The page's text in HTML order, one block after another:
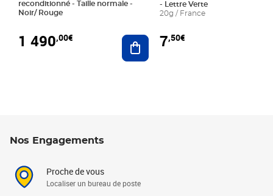
reconditionné - Taille normale -
Noir/ Rouge
1 490,00€ Ajouter au panier
- Lettre Verte
20g / France
7,50€
Nos Engagements
Proche de vous
Localiser un bureau de poste